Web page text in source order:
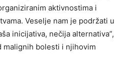
aktivnostima i
Veselje nam je podržati u
inicijativa, nečija alternativa”,
bolesti i njihovim